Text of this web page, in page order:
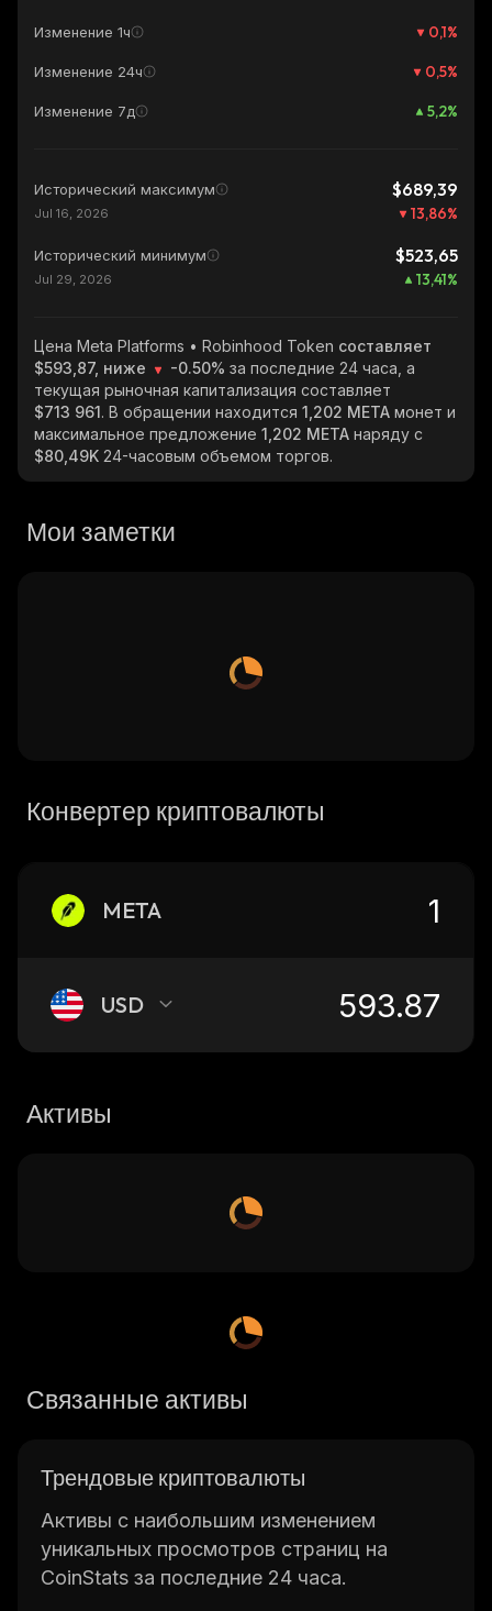
Изменение 1ч 0,1%
Изменение 24ч 0,5%
Изменение 7д 5,2%
Исторический максимум $689,39
Jul 16, 2026 13,86%
Исторический минимум $523,65
Jul 29, 2026 13,41%
Цена Meta Platforms • Robinhood Token составляет
$593,87, ниже
-0.50% за последние 24 часа, а
текущая рыночная капитализация составляет
$713 961. В обращении находится 1,202 META монет и
максимальное предложение 1,202 META наряду с
$80,49K 24-часовым объемом торгов.
Мои заметки
Конвертер криптовалюты
META
USD
Активы
Связанные активы
Трендовые криптовалюты
Активы с наибольшим изменением
уникальных просмотров страниц на
CoinStats за последние 24 часа.